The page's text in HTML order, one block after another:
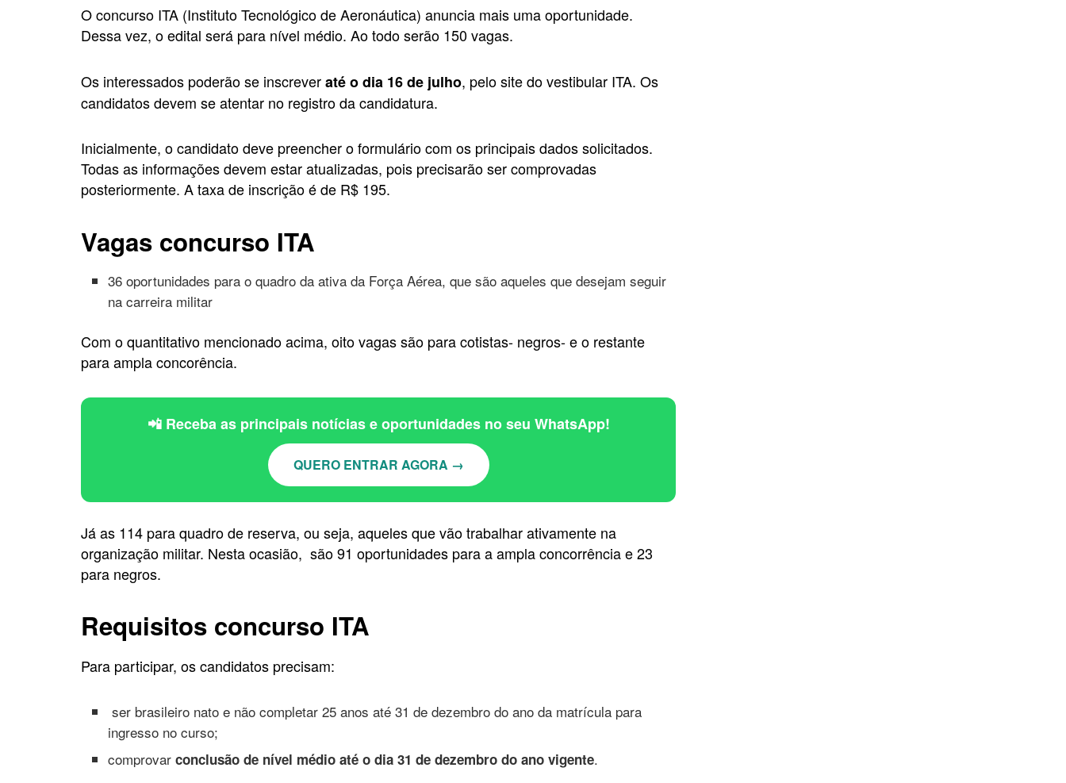
O concurso ITA (Instituto Tecnológico de Aeronáutica) anuncia mais uma oportunidade.
Dessa vez, o edital será para nível médio. Ao todo serão 150 vagas.
Os interessados poderão se inscreveraté o dia 16 de julho, pelo site do vestibular ITA. Os
candidatos devem se atentar no registro da candidatura.
Inicialmente, o candidato deve preencher o formulário com os principais dados solicitados.
Todas as informações devem estar atualizadas, pois precisarão ser comprovadas
posteriormente. A taxa de inscrição é de R$ 195.
Vagas concurso ITA
36 oportunidades para o quadro da ativa da Força Aérea, que são aqueles que desejam seguir
na carreira militar
Com o quantitativo mencionado acima, oito vagas são para cotistas- negros- e o restante
para ampla concorência.
📲 Receba as principais notícias e oportunidades no seu WhatsApp!
QUERO ENTRAR AGORA →
Já as 114 para quadro de reserva, ou seja, aqueles que vão trabalhar ativamente na
organização militar. Nesta ocasião, são 91 oportunidades para a ampla concorrência e 23
para negros.
Requisitos concurso ITA
Para participar, os candidatos precisam:
ser brasileiro nato e não completar 25 anos até 31 de dezembro do ano da matrícula para
ingresso no curso;
comprovarconclusão de nível médio até o dia 31 de dezembro do ano vigente.